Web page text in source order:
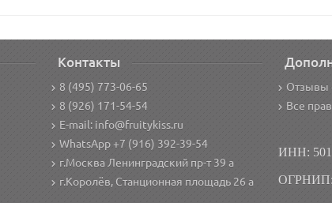
Контакты
8 (495) 773-06-65
8 (926) 171-54-54
E-mail: info@fruitykiss.ru
WhatsApp +7 (916) 392-39-54
г.Москва Ленинградский пр-т 39 а
г.Королёв, Станционная площадь 26 а
Отзывы
Все
ИНН:
ОГРНИП: